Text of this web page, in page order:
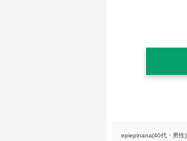
epiepinana(40代・男性)